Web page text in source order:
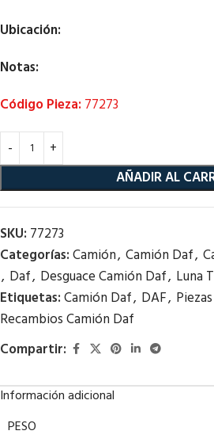
Ubicación:
Notas:
Código Pieza: 77273
AÑADIR AL
SKU: 77273
Categorías:Camión, Camión Daf,
, Daf, Desguace Camión Daf, Luna
Etiquetas:Camión Daf, DAF,
Recambios Camión Daf
Compartir:
Información adicional
PESO